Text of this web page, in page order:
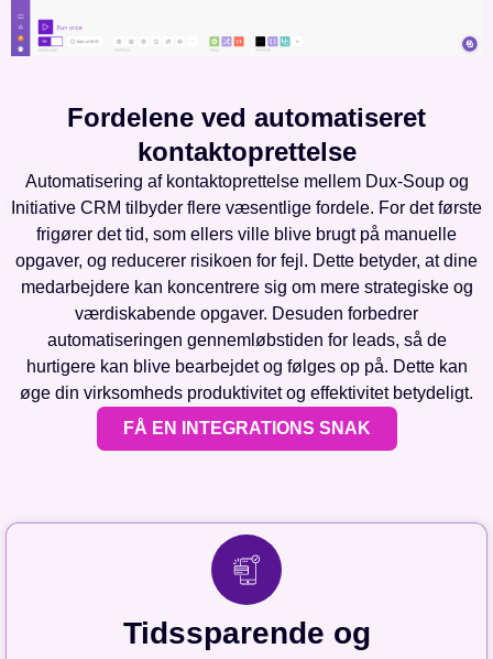
Fordelene ved automatiseret
kontaktoprettelse
Automatisering af kontaktoprettelse mellem Dux-Soup og
Initiative CRM tilbyder flere væsentlige fordele. For det første
frigører det tid, som ellers ville blive brugt på manuelle
opgaver, og reducerer risikoen for fejl. Dette betyder, at dine
medarbejdere kan koncentrere sig om mere strategiske og
værdiskabende opgaver. Desuden forbedrer
automatiseringen gennemløbstiden for leads, så de
hurtigere kan blive bearbejdet og følges op på. Dette kan
øge din virksomheds produktivitet og effektivitet betydeligt.
FÅ EN INTEGRATIONS SNAK
Tidssparende og